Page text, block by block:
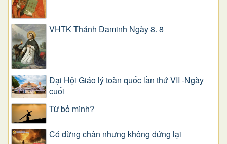
VHTK Thánh Đaminh Ngày 8. 8
Đại Hội Giáo lý toàn quốc lần thứ VII -Ngày
cuối
Từ bỏ mình?
Có dừng chân nhưng không đứng lại